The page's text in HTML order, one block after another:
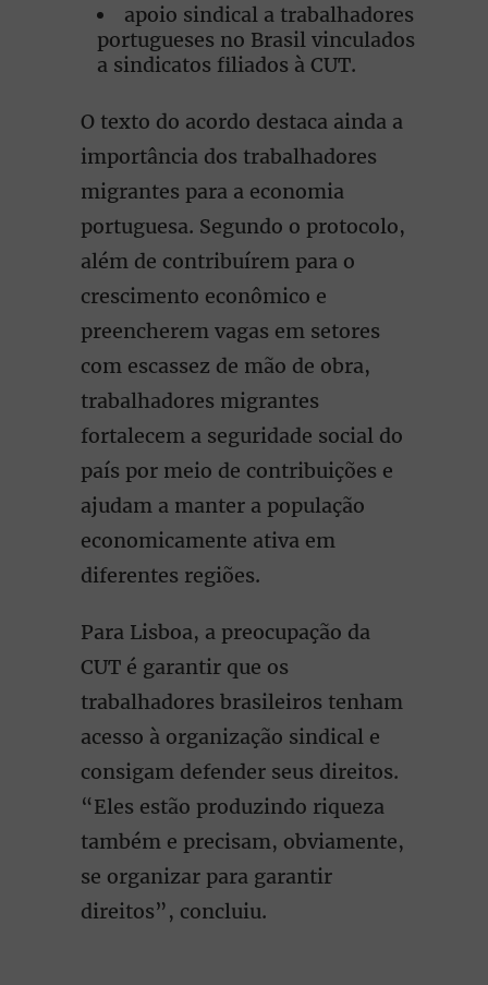
apoio sindical a trabalhadores
portugueses no Brasil vinculados
a sindicatos filiados à CUT.
O texto do acordo destaca ainda a
importância dos trabalhadores
migrantes para a economia
portuguesa. Segundo o protocolo,
além de contribuírem para o
crescimento econômico e
preencherem vagas em setores
com escassez de mão de obra,
trabalhadores migrantes
fortalecem a seguridade social do
país por meio de contribuições e
ajudam a manter a população
economicamente ativa em
diferentes regiões.
Para Lisboa, a preocupação da
CUT é garantir que os
trabalhadores brasileiros tenham
acesso à organização sindical e
consigam defender seus direitos.
“Eles estão produzindo riqueza
também e precisam, obviamente,
se organizar para garantir
direitos”, concluiu.